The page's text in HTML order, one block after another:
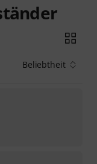
Beliebtheit